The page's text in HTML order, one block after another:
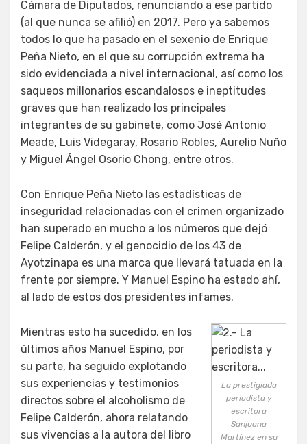
Cámara de Diputados, renunciando a ese partido
(al que nunca se afilió) en 2017. Pero ya sabemos
todos lo que ha pasado en el sexenio de Enrique
Peña Nieto, en el que su corrupción extrema ha
sido evidenciada a nivel internacional, así como los
saqueos millonarios escandalosos e ineptitudes
graves que han realizado los principales
integrantes de su gabinete, como José Antonio
Meade, Luis Videgaray, Rosario Robles, Aurelio Nuño
y Miguel Ángel Osorio Chong, entre otros.
Con Enrique Peña Nieto las estadísticas de
inseguridad relacionadas con el crimen organizado
han superado en mucho a los números que dejó
Felipe Calderón, y el genocidio de los 43 de
Ayotzinapa es una marca que llevará tatuada en la
frente por siempre. Y Manuel Espino ha estado ahí,
al lado de estos dos presidentes infames.
La prestigiada
periodista y
escritora
Sanjuana
Martínez en su
Mientras esto ha sucedido, en los
últimos años Manuel Espino, por
su parte, ha seguido explotando
sus experiencias y testimonios
directos sobre el alcoholismo de
Felipe Calderón, ahora relatando
sus vivencias a la autora del libro